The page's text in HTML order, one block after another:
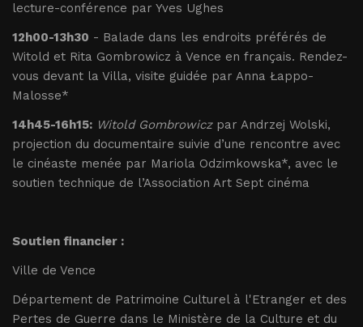
lecture-conférence par Yves Ughes
12h00-13h30 - Balade dans les endroits préférés de
Witold et Rita Gombrowicz à Vence en français. Rendez-
vous devant la Villa, visite guidée par Anna Łappo-
Malosse*
14h45-16h15: Witold Gombrowicz par Andrzej Wolski,
projection du documentaire suivie d’une rencontre avec
le cinéaste menée par Mariola Odzimkowska*, avec le
soutien technique de l’Association Art Sept cinéma
Soutien financier :
Ville de Vence
Département de Patrimoine Culturel à l'Etranger et des
Pertes de Guerre dans le Ministère de la Culture et du